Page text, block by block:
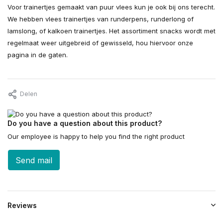
Voor trainertjes gemaakt van puur vlees kun je ook bij ons terecht.
We hebben vlees trainertjes van runderpens, runderlong of
lamslong, of kalkoen trainertjes. Het assortiment snacks wordt met
regelmaat weer uitgebreid of gewisseld, hou hiervoor onze
pagina in de gaten.
Delen
Do you have a question about this product?
Our employee is happy to help you find the right product
Send mail
Reviews